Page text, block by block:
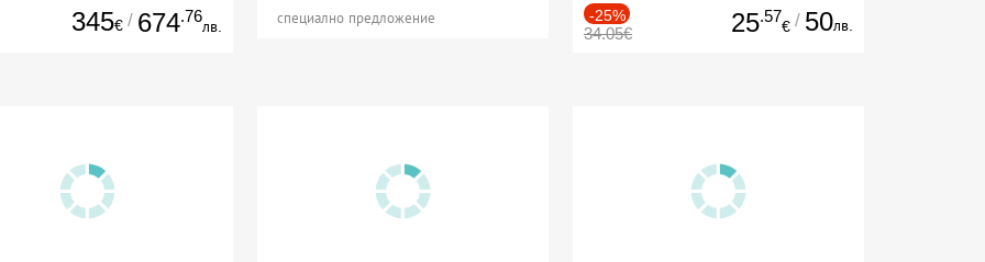
345€ / 674.76
лв. специално предложение -25%
34.05€ 25.57
€ / 50лв.